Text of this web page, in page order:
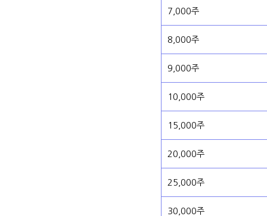
7,000주
8,000주
9,000주
10,000주
15,000주
20,000주
25,000주
30,000주